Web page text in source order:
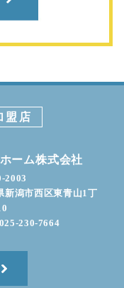
盟店
ーム株式会社
2003
新潟市西区東青山1丁
230-7664